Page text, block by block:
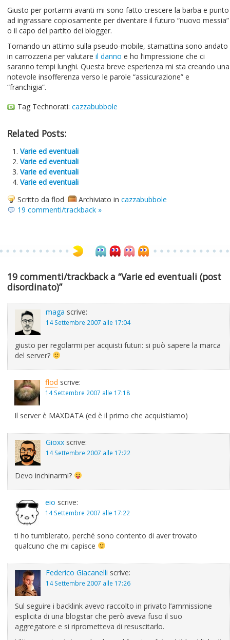
Giusto per portarmi avanti mi sono fatto crescere la barba e punto
ad ingrassare copiosamente per diventare il futuro “nuovo messia”
o il capo del partito dei blogger.
Tornando un attimo sulla pseudo-mobile, stamattina sono andato
in carrozzeria per valutare il danno e ho l’impressione che ci
saranno tempi lunghi. Questa breve esperienza mi sta creando una
notevole insofferenza verso le parole “assicurazione” e
“franchigia”.
Tag Technorati: cazzabubbole
Related Posts:
Varie ed eventuali
Varie ed eventuali
Varie ed eventuali
Varie ed eventuali
Scritto da flod
Archiviato in cazzabubbole
19 commenti/trackback »
19 commenti/trackback a “Varie ed eventuali (post
disordinato)”
maga scrive:
14 Settembre 2007 alle 17:04
giusto per regolarmi per acquisti futuri: si può sapere la marca
del server?
flod scrive:
14 Settembre 2007 alle 17:18
Il server è MAXDATA (ed è il primo che acquistiamo)
Gioxx scrive:
14 Settembre 2007 alle 17:22
Devo inchinarmi?
eio scrive:
14 Settembre 2007 alle 17:22
ti ho tumblerato, perché sono contento di aver trovato
qualcuno che mi capisce
Federico Giacanelli scrive:
14 Settembre 2007 alle 17:26
Sul seguire i backlink avevo raccolto in privato l’ammissione
esplicita di una blogstar che però aveva fuso il suo
aggregatore e si riprometteva di resuscitarlo.